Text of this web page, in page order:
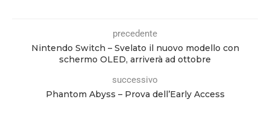
precedente
Nintendo Switch – Svelato il nuovo modello con
schermo OLED, arriverà ad ottobre
successivo
Phantom Abyss – Prova dell’Early Access